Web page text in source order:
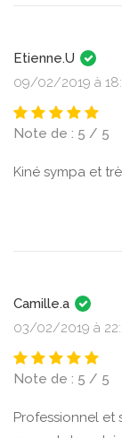
Etienne.U
09/02/2019 à
Note de : 5 / 5
Kiné sympa et
Camille.a
03/02/2019 à
Note de : 5 / 5
Professionnel et